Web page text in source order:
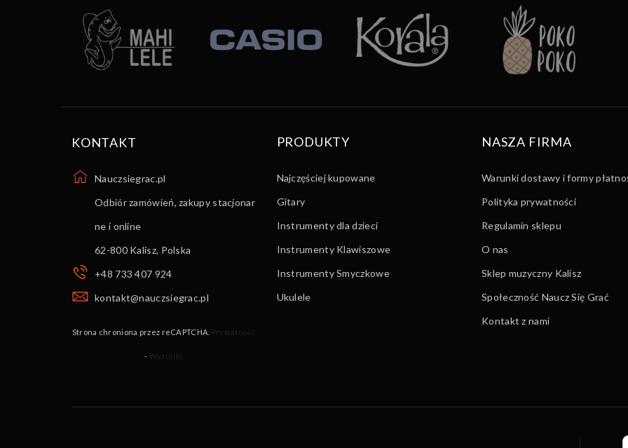
KONTAKT
Nauczsiegrac.pl
Odbiór zamówień, zakupy stacjonar
ne i online
62-800 Kalisz, Polska
+48 733 407 924
kontakt@nauczsiegrac.pl
Strona chroniona przez reCAPTCHA. Prywatność
- Warunki
PRODUKTY
Najczęściej kupowane
Gitary
Instrumenty dla dzieci
Instrumenty Klawiszowe
Instrumenty Smyczkowe
Ukulele
NASZA FIRMA
Warunki dostawy i formy
Polityka prywatności
Regulamin sklepu
O nas
Sklep muzyczny Kalisz
Społeczność Naucz Się Grać
Kontakt z nami